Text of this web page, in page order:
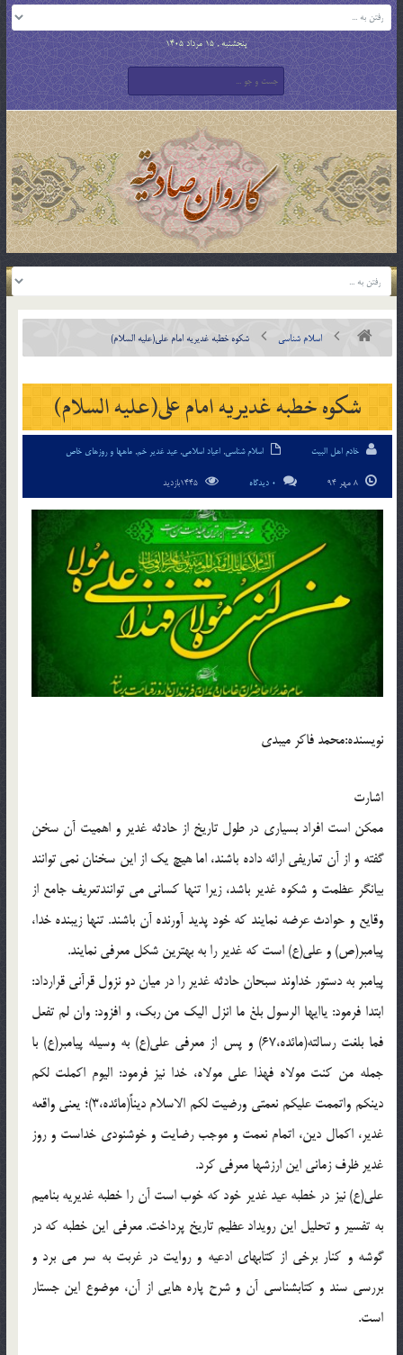
پنجشنبه , 15 مرداد 1405
اسلام شناسی شکوه خطبه غديريه امام على(علیه السلام)
شکوه خطبه غديريه امام على(علیه السلام)
خادم اهل البیت اسلام شناسی, اعیاد اسلامی,عید غدیر خم, ماهها و روزهای خاص
0 دیدگاه
نويسنده:محمد فاكر ميبدى
اشارت
ممكن است افراد بسيارى در طول تاريخ از حادثه غدير و اهميت آن سخن
گفته و از آن تعاريفى ارائه داده باشند، اما هيچ يك از اين سخنان نمى توانند
بيانگر عظمت و شكوه غدير باشد، زيرا تنها كسانى مى توانندتعريف جامع از
وقايع و حوادث عرضه نمايند كه خود پديد آورنده آن باشند. تنها زيبنده خدا،
پيامبر(ص) و على(ع) است كه غدير را به بهترين شكل معرفى نمايند.
پيامبر به دستور خداوند سبحان حادثه غدير را در ميان دو نزول قرآنى قرارداد:
ابتدا فرمود: ياايها الرسول بلغ ما انزل اليك من ربك، و افزود: وان لم تفعل
فما بلغت رسالته(مائده،67) و پس از معرفى على(ع) به وسيله پيامبر(ع) با
جمله من كنت مولاه فهذا على مولاه، خدا نيز فرمود: اليوم اكملت لكم
دينكم واتممت عليكم نعمتى ورضيت لكم الاسلام ديناً(مائده،3)؛ يعنى واقعه
غدير، اكمال دين، اتمام نعمت و موجب رضايت و خوشنودى خداست و روز
غدير ظرف زمانى اين ارزشها معرفى كرد.
على(ع) نيز در خطبه عيد غدير خود كه خوب است آن را خطبه غديريه بناميم
به تفسير و تحليل اين رويداد عظيم تاريخ پرداخت. معرفى اين خطبه كه در
گوشه و كنار برخى از كتابهاى ادعيه و روايت در غربت به سر مى برد و
بررسى سند و كتابشناسى آن و شرح پاره هايى از آن، موضوع اين جستار
است.